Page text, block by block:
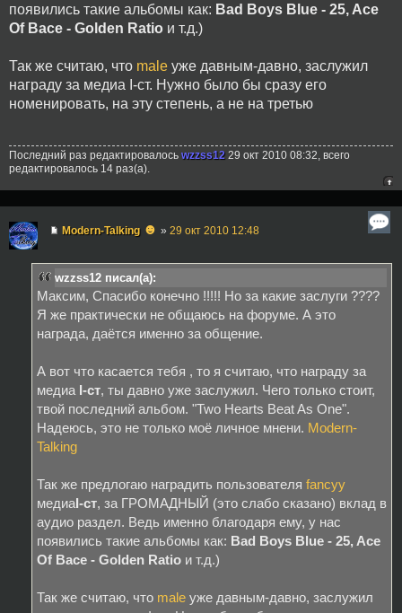
появились такие альбомы как: Bad Boys Blue - 25, Ace
Of Bace - Golden Ratio и т.д.)
Так же считаю, что male уже давным-давно, заслужил
награду за медиа I-ст. Нужно было бы сразу его
номенировать, на эту степень, а не на третью
Последний раз редактировалось wzzss12 29 окт 2010 08:32, всего
редактировалось 14 раз(а).
Modern-Talking ☻ » 29 окт 2010 12:48
wzzss12 писал(а):
Максим, Спасибо конечно !!!!! Но за какие заслуги ????
Я же практически не общаюсь на форуме. А это
награда, даётся именно за общение.
А вот что касается тебя , то я считаю, что награду за
медиа I-cт, ты давно уже заслужил. Чего только стоит,
твой последний альбом. "Two Hearts Beat As One".
Надеюсь, это не только моё личное мнени. Modern-
Talking
Так же предлогаю наградить пользователя fancyy
медиа I-cт, за ГРОМАДНЫЙ (это слабо сказано) вклад в
аудио раздел. Ведь именно благодаря ему, у нас
появились такие альбомы как: Bad Boys Blue - 25, Ace
Of Bace - Golden Ratio и т.д.)
Так же считаю, что male уже давным-давно, заслужил